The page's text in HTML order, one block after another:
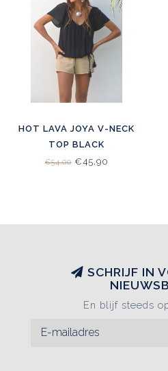
HOT LAVA JOYA V-NECK
TOP BLACK
€54,00€45,90
SCHRIJF IN
En blijf steeds